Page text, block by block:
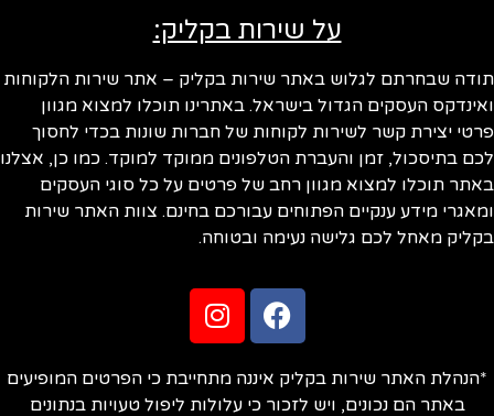
על שירות בקליק:
שבחרתם לגלוש באתר שירות בקליק – אתר שירות הלקוחות
העסקים הגדול בישראל. באתרינו תוכלו למצוא מגוון
יצירת קשר לשירות לקוחות של חברות שונות בכדי לחסוך
בתיסכול, זמן והעברת הטלפונים ממוקד למוקד. כמו כן, אצלנו
תוכלו למצוא מגוון רחב של פרטים על כל סוגי העסקים
מידע ענקיים הפתוחים עבורכם בחינם. צוות האתר שירות
מאחל לכם גלישה נעימה ובטוחה.
האתר שירות בקליק איננה מתחייבת כי הפרטים המופיעים
באתר הם נכונים, ויש לזכור כי עלולות ליפול טעויות בנתונים